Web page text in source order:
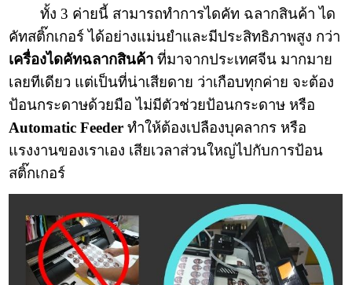
ทั้ง 3 ค่ายนี้ สามารถทำการไดคัท ฉลากสินค้า ได
คัทสติ๊กเกอร์ ได้อย่างแม่นยำและมีประสิทธิภาพสูง กว่า
เครื่องไดคัทฉลากสินค้า ที่มาจากประเทศจีน มากมาย
เลยทีเดียว แต่เป็นที่น่าเสียดาย ว่าเกือบทุกค่าย จะต้อง
ป้อนกระดาษด้วยมือ ไม่มีตัวช่วยป้อนกระดาษ หรือ
Automatic Feederทำให้ต้องเปลืองบุคลากร หรือ
แรงงานของเราเอง เสียเวลาส่วนใหญ่ไปกับการป้อน
สติ๊กเกอร์